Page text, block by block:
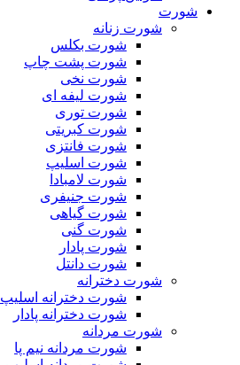
شورت
شورت زنانه
شورت بکلس
شورت پشت چاپ
شورت نخی
شورت لیفه ای
شورت توری
شورت کبریتی
شورت فانتزی
شورت اسلیپ
شورت لامبادا
شورت جنیفری
شورت گیاهی
شورت گنی
شورت پادار
شورت دانتل
شورت دخترانه
شورت دخترانه اسلیپ
شورت دخترانه پادار
شورت مردانه
شورت مردانه نیم پا